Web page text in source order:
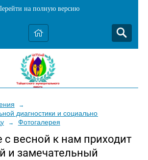
на полную версию
→
диагностики и социальной
→ Фотогалерея
к нам приходит
и замечательный